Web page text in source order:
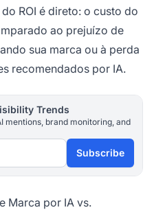
ROI é direto: o custo do
ao prejuízo de
sua marca ou à perda
recomendados por IA.
Trends
mentions, brand monitoring, and
Subscribe
Marca por IA vs.